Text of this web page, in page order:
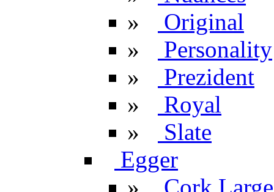
»
Original
»
Personality
»
Prezident
»
Royal
»
Slate
Egger
»
Cork